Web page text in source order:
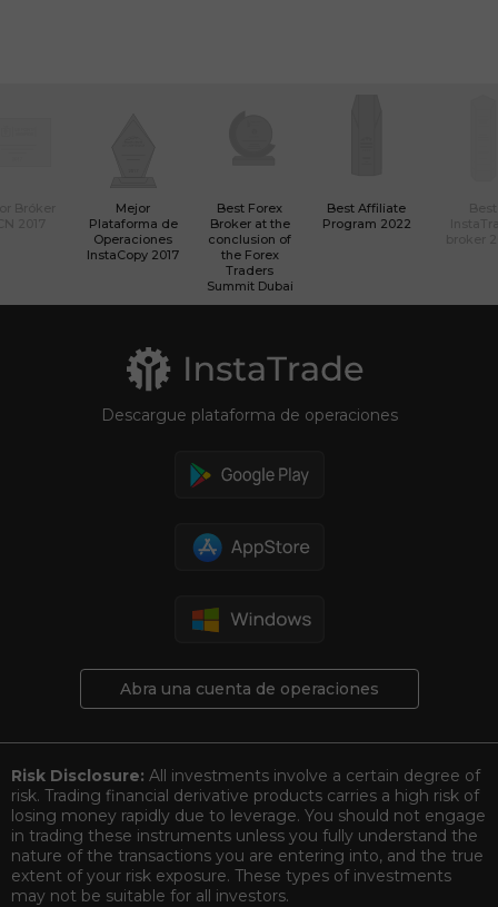
Mejor
Plataforma de
Operaciones
InstaCopy 2017
Best Forex
Broker at the
conclusion of
the Forex
Traders
Summit Dubai
Best Affiliate
Program 2022
Descargue plataforma de operaciones
Abra una cuenta de operaciones
Risk Disclosure: All investments involve a certain degree of
risk. Trading financial derivative products carries a high risk of
losing money rapidly due to leverage. You should not engage
in trading these instruments unless you fully understand the
nature of the transactions you are entering into, and the true
extent of your risk exposure. These types of investments
may not be suitable for all investors.